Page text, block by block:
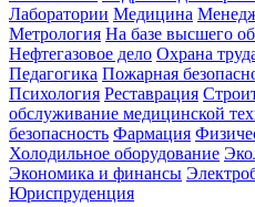
Лаборатории Медицина
Метрология На базе высшего
Нефтегазовое дело Охрана
Педагогика Пожарная
Психология Реставрация
обслуживание медицинской
безопасность Фармация
Холодильное оборудование
Экономика и финансы
Юриспруденция